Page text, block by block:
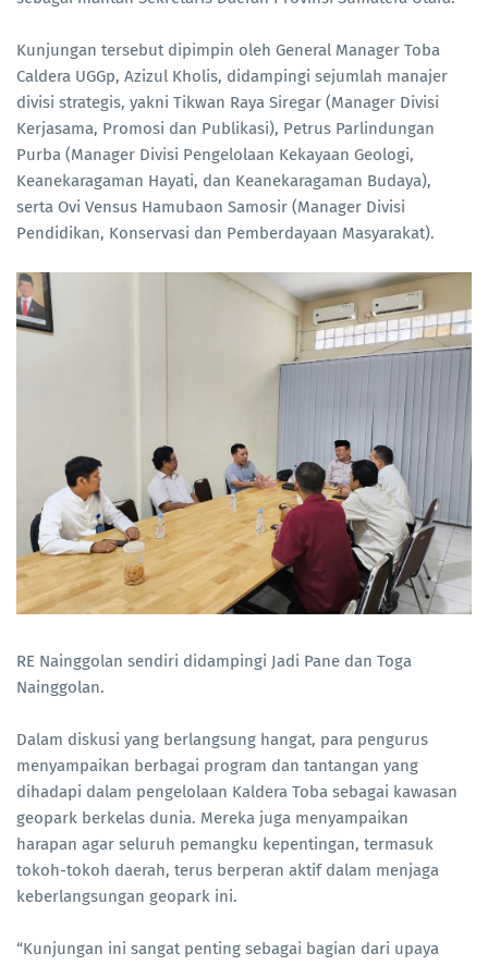
Kunjungan tersebut dipimpin oleh General Manager Toba
Caldera UGGp, Azizul Kholis, didampingi sejumlah manajer
divisi strategis, yakni Tikwan Raya Siregar (Manager Divisi
Kerjasama, Promosi dan Publikasi), Petrus Parlindungan
Purba (Manager Divisi Pengelolaan Kekayaan Geologi,
Keanekaragaman Hayati, dan Keanekaragaman Budaya),
serta Ovi Vensus Hamubaon Samosir (Manager Divisi
Pendidikan, Konservasi dan Pemberdayaan Masyarakat).
RE Nainggolan sendiri didampingi Jadi Pane dan Toga
Nainggolan.
Dalam diskusi yang berlangsung hangat, para pengurus
menyampaikan berbagai program dan tantangan yang
dihadapi dalam pengelolaan Kaldera Toba sebagai kawasan
geopark berkelas dunia. Mereka juga menyampaikan
harapan agar seluruh pemangku kepentingan, termasuk
tokoh-tokoh daerah, terus berperan aktif dalam menjaga
keberlangsungan geopark ini.
“Kunjungan ini sangat penting sebagai bagian dari upaya